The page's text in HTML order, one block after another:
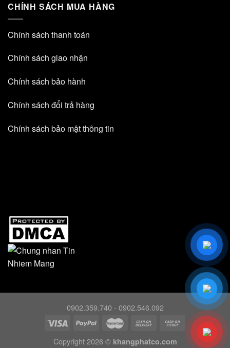
CHÍNH SÁCH MUA HÀNG
Chính sách thanh toán
Chính sách giao nhận
Chính sách bảo hành
Chính sách đổi trả hàng
Chính sách bảo mật thông tin
0902.359.740 - 0902.546.092
Copyright 2026 © khangphatco.com